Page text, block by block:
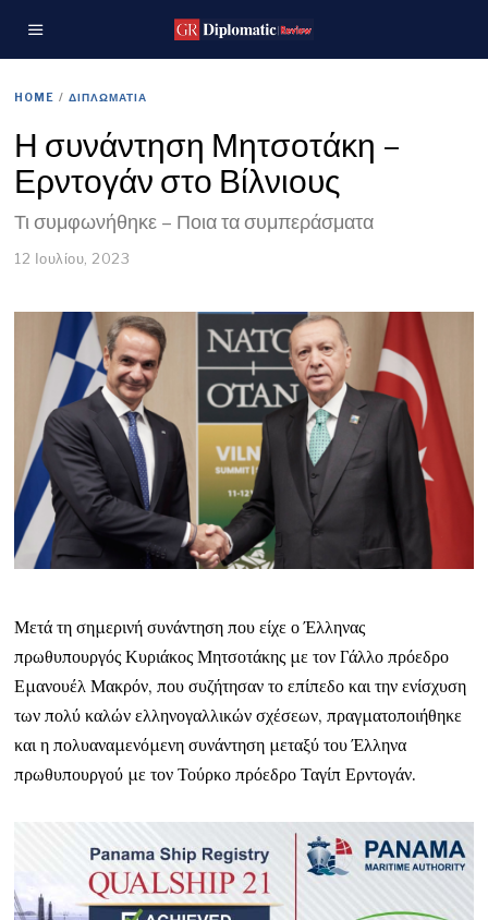
HOME / ΔΙΠΛΩΜΑΤΙΑ
Η συνάντηση Μητσοτάκη –
Ερντογάν στο Βίλνιους
Τι συμφωνήθηκε – Ποια τα συμπεράσματα
12 Ιουλίου, 2023
Μετά τη σημερινή συνάντηση που είχε ο Έλληνας
πρωθυπουργός Κυριάκος Μητσοτάκης με τον Γάλλο πρόεδρο
Εμανουέλ Μακρόν, που συζήτησαν το επίπεδο και την ενίσχυση
των πολύ καλών ελληνογαλλικών σχέσεων, πραγματοποιήθηκε
και η πολυαναμενόμενη συνάντηση μεταξύ του Έλληνα
πρωθυπουργού με τον Τούρκο πρόεδρο Ταγίπ Ερντογάν.